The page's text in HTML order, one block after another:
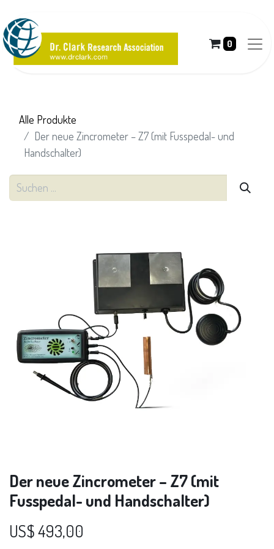
0
Alle Produkte
Der neue Zincrometer – Z7 (mit Fusspedal- und
Handschalter)
Der neue Zincrometer – Z7 (mit
Fusspedal- und Handschalter)
US$493,00